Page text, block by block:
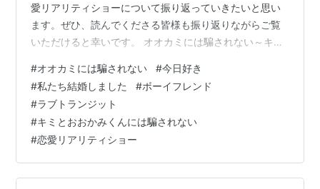
愛リアリティショーについて振り返っていきたいと思い
ます。ぜひ、読んでくださる皆様も振り返りながらご覧
いただけると幸いです。 オオカミには騙されない～キミ
た。 私たち、結婚しました。 Netflix『ボーイフレンド』
＆AmazonPrime『LOVE TRANSIT』 オオカミには騙さ
れない～キミとオオカミくんには騙されない～ 去年の大
晦日に更新したブログで「来年こそはオオカミの新作見
れますように！」と書かせていただいてその願いがかな
う…
#オオカミには騙されない #今日好き
#私たち結婚しました #ボーイフレンド
#ラブトランジット
#キミとおおかみくんには騙されない
#恋愛リアリティショー